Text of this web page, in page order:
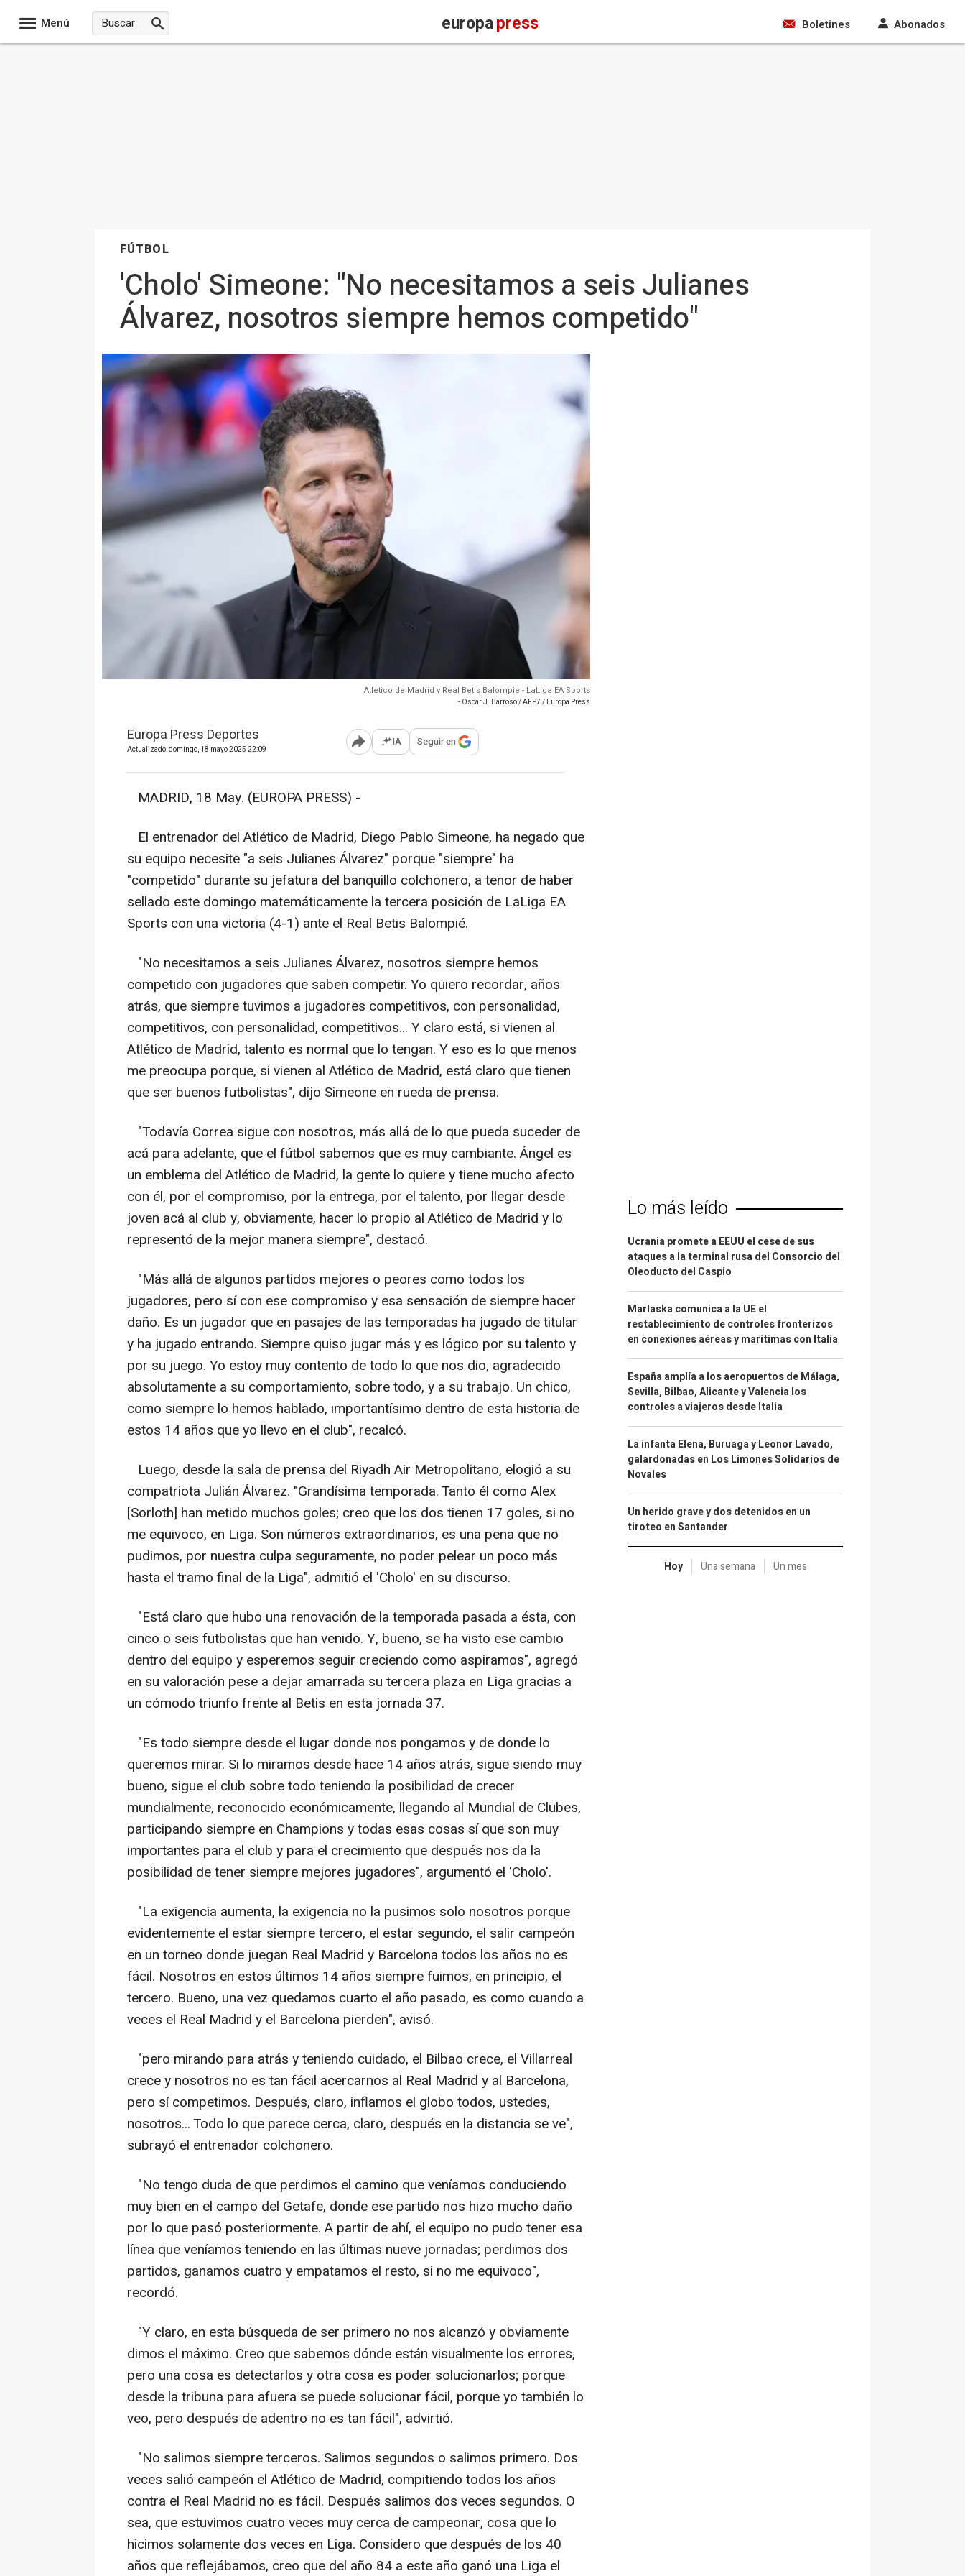
Menú europapress Boletines Abonados
FÚTBOL
'Cholo' Simeone: "No necesitamos a seis Julianes
Álvarez, nosotros siempre hemos competido"
Atletico de Madrid v Real Betis Balompie - LaLiga EA Sports
- Oscar J. Barroso / AFP7 / Europa Press
Europa Press Deportes
Actualizado: domingo, 18 mayo 2025 22:09 Abrir opciones para compartir
IA Seguir en
MADRID, 18 May. (EUROPA PRESS) -
El entrenador del Atlético de Madrid, Diego Pablo Simeone, ha negado que
su equipo necesite "a seis Julianes Álvarez" porque "siempre" ha
"competido" durante su jefatura del banquillo colchonero, a tenor de haber
sellado este domingo matemáticamente la tercera posición de LaLiga EA
Sports con una victoria (4-1) ante el Real Betis Balompié.
"No necesitamos a seis Julianes Álvarez, nosotros siempre hemos
competido con jugadores que saben competir. Yo quiero recordar, años
atrás, que siempre tuvimos a jugadores competitivos, con personalidad,
competitivos, con personalidad, competitivos... Y claro está, si vienen al
Atlético de Madrid, talento es normal que lo tengan. Y eso es lo que menos
me preocupa porque, si vienen al Atlético de Madrid, está claro que tienen
que ser buenos futbolistas", dijo Simeone en rueda de prensa.
"Todavía Correa sigue con nosotros, más allá de lo que pueda suceder de
acá para adelante, que el fútbol sabemos que es muy cambiante. Ángel es
un emblema del Atlético de Madrid, la gente lo quiere y tiene mucho afecto
con él, por el compromiso, por la entrega, por el talento, por llegar desde
joven acá al club y, obviamente, hacer lo propio al Atlético de Madrid y lo
representó de la mejor manera siempre", destacó.
"Más allá de algunos partidos mejores o peores como todos los
jugadores, pero sí con ese compromiso y esa sensación de siempre hacer
daño. Es un jugador que en pasajes de las temporadas ha jugado de titular
y ha jugado entrando. Siempre quiso jugar más y es lógico por su talento y
por su juego. Yo estoy muy contento de todo lo que nos dio, agradecido
absolutamente a su comportamiento, sobre todo, y a su trabajo. Un chico,
como siempre lo hemos hablado, importantísimo dentro de esta historia de
estos 14 años que yo llevo en el club", recalcó.
Luego, desde la sala de prensa del Riyadh Air Metropolitano, elogió a su
compatriota Julián Álvarez. "Grandísima temporada. Tanto él como Alex
[Sorloth] han metido muchos goles; creo que los dos tienen 17 goles, si no
me equivoco, en Liga. Son números extraordinarios, es una pena que no
pudimos, por nuestra culpa seguramente, no poder pelear un poco más
hasta el tramo final de la Liga", admitió el 'Cholo' en su discurso.
"Está claro que hubo una renovación de la temporada pasada a ésta, con
cinco o seis futbolistas que han venido. Y, bueno, se ha visto ese cambio
dentro del equipo y esperemos seguir creciendo como aspiramos", agregó
en su valoración pese a dejar amarrada su tercera plaza en Liga gracias a
un cómodo triunfo frente al Betis en esta jornada 37.
"Es todo siempre desde el lugar donde nos pongamos y de donde lo
queremos mirar. Si lo miramos desde hace 14 años atrás, sigue siendo muy
bueno, sigue el club sobre todo teniendo la posibilidad de crecer
mundialmente, reconocido económicamente, llegando al Mundial de Clubes,
participando siempre en Champions y todas esas cosas sí que son muy
importantes para el club y para el crecimiento que después nos da la
posibilidad de tener siempre mejores jugadores", argumentó el 'Cholo'.
"La exigencia aumenta, la exigencia no la pusimos solo nosotros porque
evidentemente el estar siempre tercero, el estar segundo, el salir campeón
en un torneo donde juegan Real Madrid y Barcelona todos los años no es
fácil. Nosotros en estos últimos 14 años siempre fuimos, en principio, el
tercero. Bueno, una vez quedamos cuarto el año pasado, es como cuando a
veces el Real Madrid y el Barcelona pierden", avisó.
"pero mirando para atrás y teniendo cuidado, el Bilbao crece, el Villarreal
crece y nosotros no es tan fácil acercarnos al Real Madrid y al Barcelona,
pero sí competimos. Después, claro, inflamos el globo todos, ustedes,
nosotros... Todo lo que parece cerca, claro, después en la distancia se ve",
subrayó el entrenador colchonero.
"No tengo duda de que perdimos el camino que veníamos conduciendo
muy bien en el campo del Getafe, donde ese partido nos hizo mucho daño
por lo que pasó posteriormente. A partir de ahí, el equipo no pudo tener esa
línea que veníamos teniendo en las últimas nueve jornadas; perdimos dos
partidos, ganamos cuatro y empatamos el resto, si no me equivoco",
recordó.
"Y claro, en esta búsqueda de ser primero no nos alcanzó y obviamente
dimos el máximo. Creo que sabemos dónde están visualmente los errores,
pero una cosa es detectarlos y otra cosa es poder solucionarlos; porque
desde la tribuna para afuera se puede solucionar fácil, porque yo también lo
veo, pero después de adentro no es tan fácil", advirtió.
"No salimos siempre terceros. Salimos segundos o salimos primero. Dos
veces salió campeón el Atlético de Madrid, compitiendo todos los años
contra el Real Madrid no es fácil. Después salimos dos veces segundos. O
sea, que estuvimos cuatro veces muy cerca de campeonar, cosa que lo
hicimos solamente dos veces en Liga. Considero que después de los 40
años que reflejábamos, creo que del año 84 a este año ganó una Liga el
Lo más leído
Ucrania promete a EEUU el cese de sus
ataques a la terminal rusa del Consorcio del
Oleoducto del Caspio
Marlaska comunica a la UE el
restablecimiento de controles fronterizos
en conexiones aéreas y marítimas con Italia
España amplía a los aeropuertos de Málaga,
Sevilla, Bilbao, Alicante y Valencia los
controles a viajeros desde Italia
La infanta Elena, Buruaga y Leonor Lavado,
galardonadas en Los Limones Solidarios de
Novales
Un herido grave y dos detenidos en un
tiroteo en Santander
Hoy Una semana Un mes